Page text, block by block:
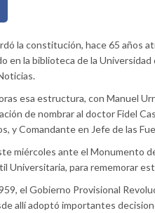
la constitución, hace 65 años
en la biblioteca de la
esa estructura, con Manuel
de nombrar al doctor Fidel
y Comandante en Jefe de las
miércoles ante el Monumento
Universitaria, para rememorar
el Gobierno Provisional
allí adoptó importantes